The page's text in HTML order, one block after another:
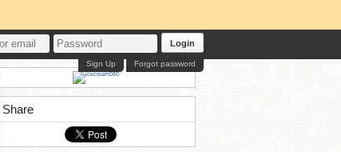
Login
Forgot password
Sign Up
Share